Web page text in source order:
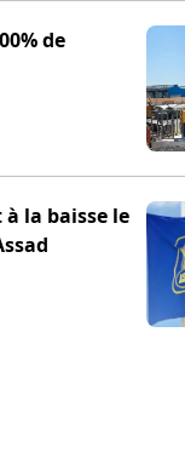
de
la baisse le